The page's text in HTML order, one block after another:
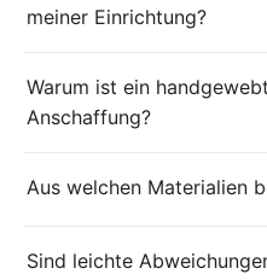
meiner Einrichtung?
Warum ist ein
Anschaffung?
Aus welchen Materialien
Sind leichte